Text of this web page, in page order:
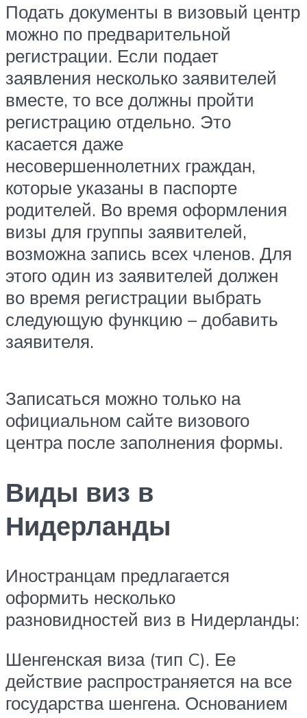
Подать документы в визовый центр
можно по предварительной
регистрации. Если подает
заявления несколько заявителей
вместе, то все должны пройти
регистрацию отдельно. Это
касается даже
несовершеннолетних граждан,
которые указаны в паспорте
родителей. Во время оформления
визы для группы заявителей,
возможна запись всех членов. Для
этого один из заявителей должен
во время регистрации выбрать
следующую функцию – добавить
заявителя.
Записаться можно только на
официальном сайте визового
центра после заполнения формы.
Виды виз в
Нидерланды
Иностранцам предлагается
оформить несколько
разновидностей виз в Нидерланды:
Шенгенская виза (тип C). Ее
действие распространяется на все
государства шенгена. Основанием